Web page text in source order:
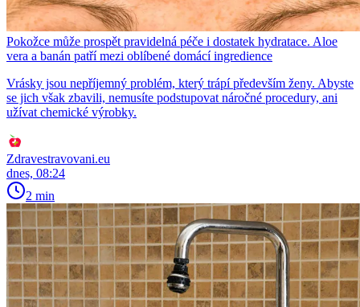
Pokožce může prospět pravidelná péče i dostatek hydratace. Aloe
vera a banán patří mezi oblíbené domácí ingredience
Vrásky jsou nepříjemný problém, který trápí především ženy. Abyste
se jich však zbavili, nemusíte podstupovat náročné procedury, ani
užívat chemické výrobky.
Zdravestravovani.eu
dnes, 08:24
2 min